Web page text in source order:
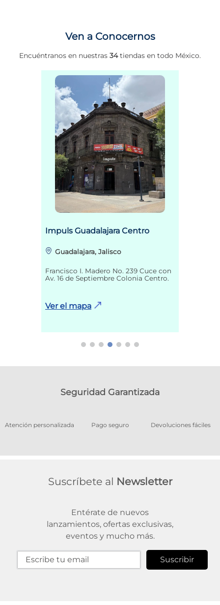
Ven a Conocernos
Encuéntranos en nuestras 34tiendas en todo México.
Impuls Guadalajara Centro
Guadalajara, Jalisco
Francisco I. Madero No. 239 Cuce con
Av. 16 de Septiembre Colonia Centro.
Ver el mapa
Seguridad Garantizada
Atención personalizada Pago seguro Devoluciones fáciles
Suscríbete al Newsletter
Entérate de nuevos
lanzamientos, ofertas exclusivas,
eventos y mucho más.
Suscribir